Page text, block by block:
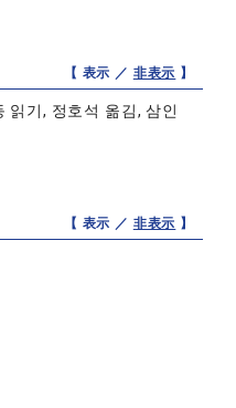
【 表示 ／ 非表示 】
읽기, 정호석 옮김, 삼인
【 表示 ／ 非表示 】